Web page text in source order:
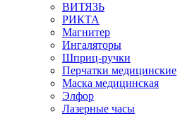
ВИТЯЗЬ
РИКТА
Магнитер
Ингаляторы
Шприц-ручки
Перчатки медицинские
Маска медицинская
Элфор
Лазерные часы